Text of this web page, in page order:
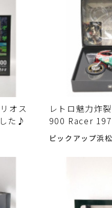
オス
た♪
レトロ魅力炸
900 Racer
ました♪
ピックアップ浜